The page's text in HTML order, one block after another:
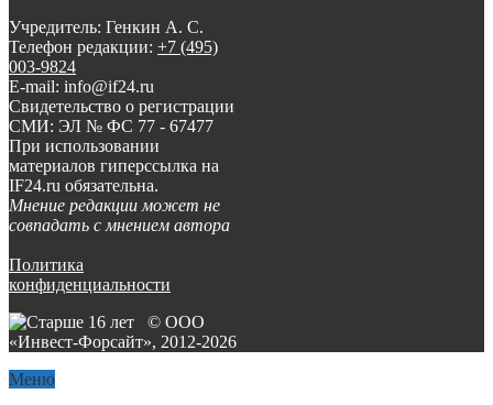
Учредитель: Генкин А. С.
Телефон редакции: +7 (495)
003-9824
E-mail: info@if24.ru
Свидетельство о регистрации
СМИ: ЭЛ № ФС 77 - 67477
При использовании
материалов гиперссылка на
IF24.ru обязательна.
Мнение редакции может не
совпадать с мнением автора
Политика
конфиденциальности
© ООО
«Инвест-Форсайт», 2012-2026
Меню